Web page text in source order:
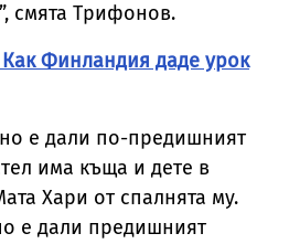
смята Трифонов.
Финландия даде урок
е дали по-предишният
има къща и дете в
Хари от спалнята му.
е дали предишният